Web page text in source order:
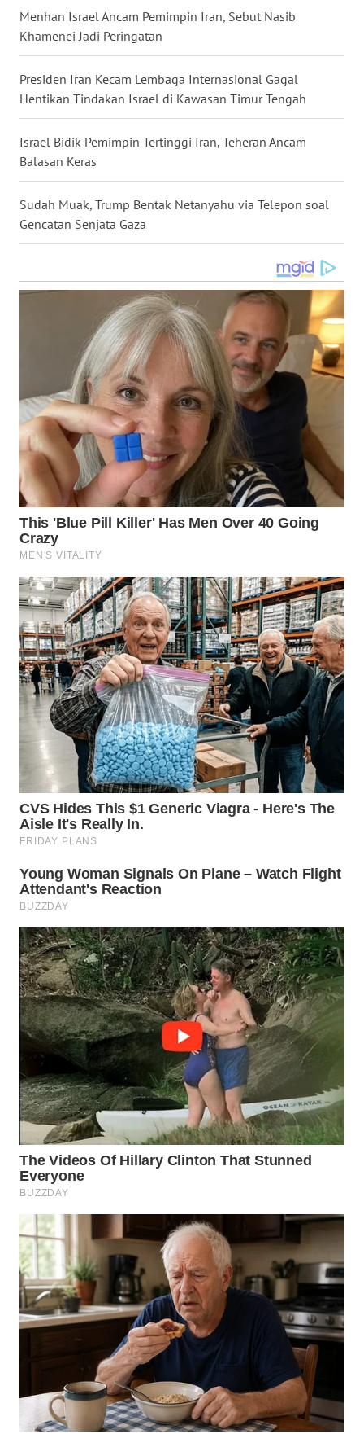
Menhan Israel Ancam Pemimpin Iran, Sebut Nasib
Khamenei Jadi Peringatan
Presiden Iran Kecam Lembaga Internasional Gagal
Hentikan Tindakan Israel di Kawasan Timur Tengah
Israel Bidik Pemimpin Tertinggi Iran, Teheran Ancam
Balasan Keras
Sudah Muak, Trump Bentak Netanyahu via Telepon soal
Gencatan Senjata Gaza
WN
NUSANTARA
WN
JOGJA
WN
JATIM
WN
KALBAR
KALTARA
WN
KALSEL
KALTIM
WN
SULSEL
WN
GORONTALO
WN
SULUT
WN
MALUKU
WN
MALUT
DAIRI
WN
DANAU
TOBA
WN
NIAS
LANGKAT
WN
TAPANULI
SELATAN
WN
TANJUNG
LESUNG
WN
KARO
WN
LABUHANBATU